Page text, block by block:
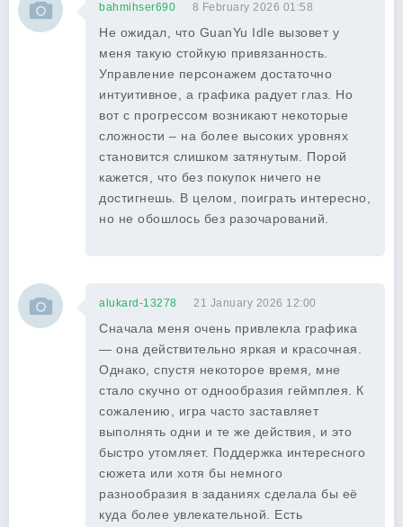
bahmihser690 8 February 2026 01:58
Не ожидал, что GuanYu Idle вызовет у
меня такую стойкую привязанность.
Управление персонажем достаточно
интуитивное, а графика радует глаз. Но
вот с прогрессом возникают некоторые
сложности – на более высоких уровнях
становится слишком затянутым. Порой
кажется, что без покупок ничего не
достигнешь. В целом, поиграть интересно,
но не обошлось без разочарований.
alukard-13278 21 January 2026 12:00
Сначала меня очень привлекла графика
— она действительно яркая и красочная.
Однако, спустя некоторое время, мне
стало скучно от однообразия геймплея. К
сожалению, игра часто заставляет
выполнять одни и те же действия, и это
быстро утомляет. Поддержка интересного
сюжета или хотя бы немного
разнообразия в заданиях сделала бы её
куда более увлекательной. Есть